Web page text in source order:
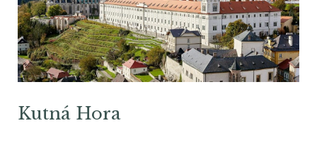
Kutná Hora